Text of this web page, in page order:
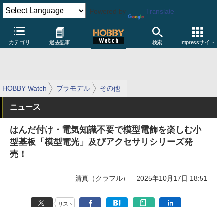
Powered by Translate
カテゴリ 過去記事 検索 Impressサイト
HOBBY Watch プラモデル その他
ニュース
はんだ付け・電気知識不要で模型電飾を楽しむ小
型基板「模型電光」及びアクセサリシリーズ発
売！
清真（クラフル） 2025年10月17日 18:51
リスト